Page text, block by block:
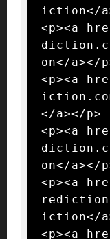
iction</
<p><a
on</a></
<p><a
</a></p>
<p><a
on</a></
<p><a
iction</
<p><a